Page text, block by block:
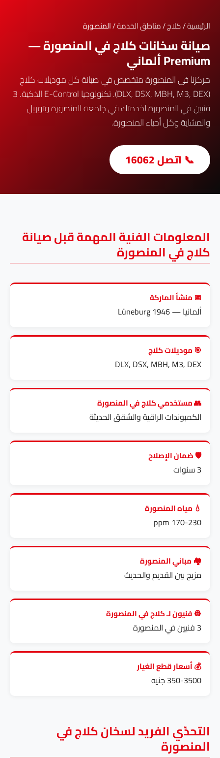
الرئيسية/كلاج/مناطق الخدمة/ المنصورة
صيانة سخانات كلاج في المنصورة —
Premium ألماني
مركزنا في المنصورة متخصص في صيانة كل موديلات كلاج
(DLX, DSX, MBH, M3, DEX). تكنولوجيا E-Control الذكية. 3
فنيين في المنصورة لخدمتك في جامعة المنصورة وتوريل
والمشاية وكل أحياء المنصورة.
📞 اتصل 16062
المعلومات الفنية المهمة قبل صيانة
كلاج في المنصورة
📅 منشأ الماركة
ألمانيا — Lüneburg 1946
🎯 موديلات كلاج
DLX, DSX, MBH, M3, DEX
👥 مستخدمي كلاج في المنصورة
الكمبوندات الراقية والشقق الحديثة
🛡️ ضمان الإصلاح
3 سنوات
💧 مياه المنصورة
170-230 ppm
🏘️ مباني المنصورة
مزيج بين القديم والحديث
👷 فنيون لـ كلاج في المنصورة
3 فنيين في المنصورة
💰 أسعار قطع الغيار
350-3500 جنيه
التحدّي الفريد لسخان كلاج في
المنصورة